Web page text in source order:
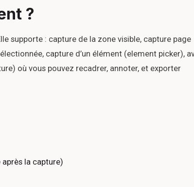
?
supporte : capture de la zone visible, capture page
capture d’un élément (element picker),
où vous pouvez recadrer, annoter, et exporter
la capture)